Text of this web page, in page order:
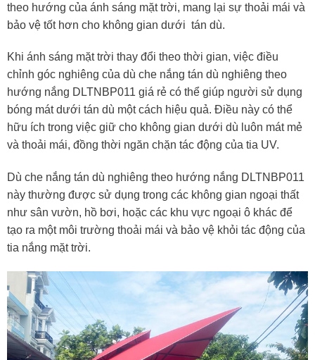
theo hướng của ánh sáng mặt trời, mang lại sự thoải mái và
bảo vệ tốt hơn cho không gian dưới tán dù.
Khi ánh sáng mặt trời thay đổi theo thời gian, việc điều
chỉnh góc nghiêng của dù che nắng tán dù nghiêng theo
hướng nắng DLTNBP011 giá rẻ có thể giúp người sử dụng
bóng mát dưới tán dù một cách hiệu quả. Điều này có thể
hữu ích trong việc giữ cho không gian dưới dù luôn mát mẻ
và thoải mái, đồng thời ngăn chặn tác động của tia UV.
Dù che nắng tán dù nghiêng theo hướng nắng DLTNBP011
này thường được sử dụng trong các không gian ngoại thất
như sân vườn, hồ bơi, hoặc các khu vực ngoại ô khác để
tạo ra một môi trường thoải mái và bảo vệ khỏi tác động của
tia nắng mặt trời.